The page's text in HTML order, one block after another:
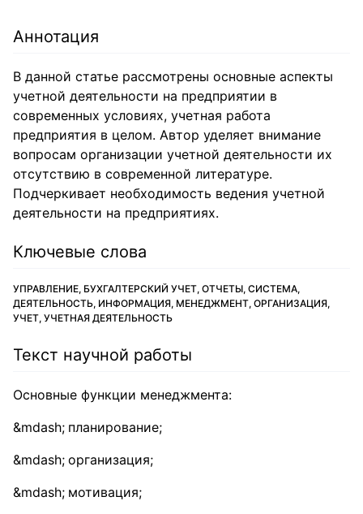
Аннотация
В данной статье рассмотрены основные аспекты
учетной деятельности на предприятии в
современных условиях, учетная работа
предприятия в целом. Автор уделяет внимание
вопросам организации учетной деятельности их
отсутствию в современной литературе.
Подчеркивает необходимость ведения учетной
деятельности на предприятиях.
Ключевые слова
УПРАВЛЕНИЕ, БУХГАЛТЕРСКИЙ УЧЕТ, ОТЧЕТЫ, СИСТЕМА,
ДЕЯТЕЛЬНОСТЬ, ИНФОРМАЦИЯ, МЕНЕДЖМЕНТ, ОРГАНИЗАЦИЯ,
УЧЕТ, УЧЕТНАЯ ДЕЯТЕЛЬНОСТЬ
Текст научной работы
Основные функции менеджмента:
планирование;
организация;
мотивация;